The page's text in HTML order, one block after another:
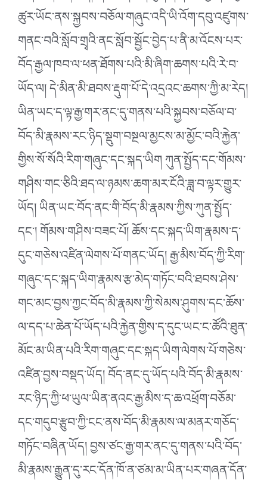
ཚུར་ཡོང་ནས་སྐྱབས་བཅོལ་གཞུང་འདི་ཡི་འོག་དབུ་འཛུགས་
གནང་བའི་སློབ་གྲྭའི་ནང་སློབ་སྦྱོང་བྱེད་པ་ནི་མ་འོངས་པར་
བོད་རྒྱལ་ཁབ་ལ་ཕན་ཐོགས་པའི་མི་ཞིག་ཆགས་པའི་རེ་བ་
ཡོད་ལ། དེ་མིན་མི་ཐབས་རྡུག་པོ་དེ་འདྲའང་ཆགས་ཀྱི་མ་རེད།
ཡིན་ཡང་ད་ལྟ་རྒྱ་གར་ནང་དུ་གནས་པའི་སྐྱབས་བཅོལ་བ་
བོད་མི་རྣམས་རང་ཉིད་སྡུག་བསྔལ་མྱངས་མ་མྱོང་བའི་རྐྱེན་
གྱིས་སོ་སོའི་རིག་གཞུང་དང་སྐད་ཡིག ཀུན་སྤྱོད་དང་གོམས་
གཤིས་གང་ཅིའི་ཐད་ལ་ཉམས་ཆག་མར་ངོའི་ཟླ་བ་ལྟར་གྱུར་
ཡོད། ཡིན་ཡང་བོད་ནང་གི་བོད་མི་རྣམས་ཀྱིས་ཀུན་སྤྱོད་
དང༌། གོམས་གཤིས་བཟང་པོ། ཆོས་དང་སྐད་ཡིག་རྣམས་ད་
དུང་གཅེས་འཛིན་ལེགས་པོ་གནང་ཡོད། རྒྱ་མིས་བོད་ཀྱི་རིག་
གཞུང་དང་སྐད་ཡིག་རྣམས་རྩ་མེད་གཏོང་བའི་ཐབས་ཤེས་
གང་མང་བྱས་ཀྱང་བོད་མི་རྣམས་ཀྱི་སེམས་ཤུགས་དང་ཆོས་
ལ་དད་པ་ཆེན་པོ་ཡོད་པའི་རྐྱེན་གྱིས་ད་དུང་ཡང་ང་ཚོའི་ཐུན་
མོང་མ་ཡིན་པའི་རིག་གཞུང་དང་སྐད་ཡིག་ལེགས་པོ་གཅེས་
འཛིན་བྱས་བསྡད་ཡོད། བོད་ནང་དུ་ཡོད་པའི་བོད་མི་རྣམས་
རང་ཉིད་ཀྱི་ཕ་ཡུལ་ཡིན་ནའང་རྒྱ་མིས་ད་ཆ་འཕྲོག་བཅོམ་
དང་གདུབ་རྩུབ་ཀྱི་ངང་ནས་བོད་མི་རྣམས་ལ་མནར་གཅོད་
གཏོང་བཞིན་ཡོད། བྱས་ཙང་རྒྱ་གར་ནང་དུ་གནས་པའི་བོད་
མི་རྣམས་རྒྱུན་དུ་རང་དོན་ཁོ་ན་ཙམ་མ་ཡིན་པར་གཞན་དོན་